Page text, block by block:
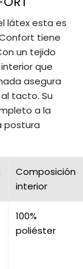
látex esta es
tiene
un tejido
que
asegura
tacto. Su
a la
postura
Composición
interior
100%
poliéster